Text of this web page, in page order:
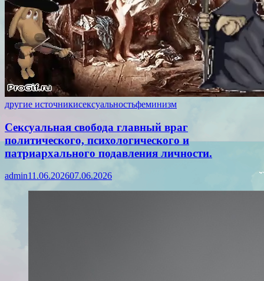
другие источникисексуальностьфеминизм
Сексуальная свобода главный враг
политического, психологического и
патриархального подавления личности.
admin11.06.202607.06.2026